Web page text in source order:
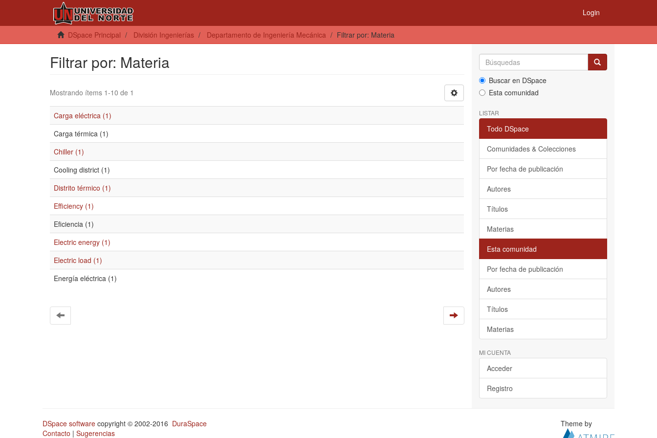
Login
DSpace Principal División Ingenierías Departamento de Ingeniería Mecánica Filtrar por: Materia
Filtrar por: Materia
Mostrando ítems 1-10 de 1
Carga eléctrica (1)
Carga térmica (1)
Chiller (1)
Cooling district (1)
Distrito térmico (1)
Efficiency (1)
Eficiencia (1)
Electric energy (1)
Electric load (1)
Energía eléctrica (1)
Buscar en DSpace
Esta comunidad
LISTAR
Todo DSpace
Comunidades & Colecciones
Por fecha de publicación
Autores
Títulos
Materias
Esta comunidad
Por fecha de publicación
Autores
Títulos
Materias
MI CUENTA
Acceder
Registro
DSpace software copyright © 2002-2016 DuraSpace
Contacto | Sugerencias
Theme by